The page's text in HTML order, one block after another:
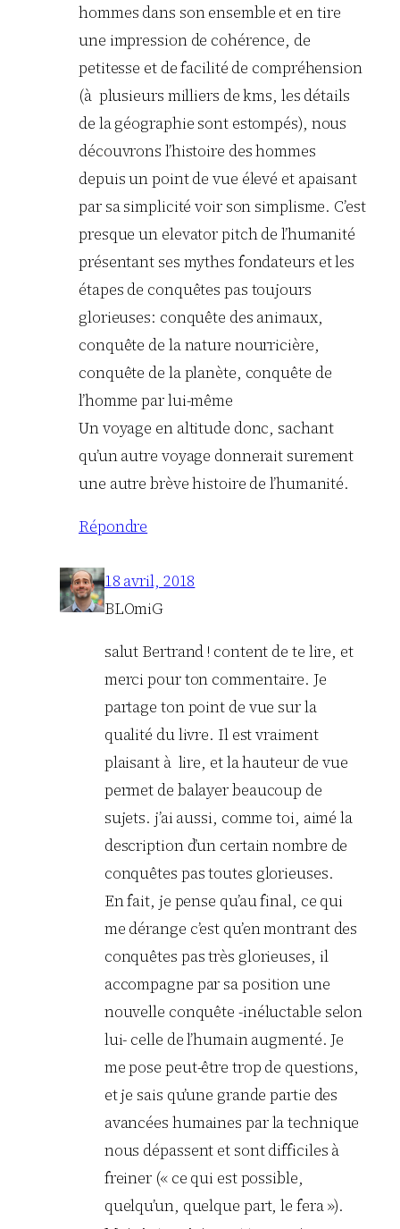
hommes dans son ensemble et en tire
une impression de cohérence, de
petitesse et de facilité de compréhension
(à plusieurs milliers de kms, les détails
de la géographie sont estompés), nous
découvrons l’histoire des hommes
depuis un point de vue élevé et apaisant
par sa simplicité voir son simplisme. C’est
presque un elevator pitch de l’humanité
présentant ses mythes fondateurs et les
étapes de conquêtes pas toujours
glorieuses: conquête des animaux,
conquête de la nature nourricière,
conquête de la planète, conquête de
l’homme par lui-même
Un voyage en altitude donc, sachant
qu’un autre voyage donnerait surement
une autre brève histoire de l’humanité.
Répondre
18 avril, 2018
BLOmiG
salut Bertrand ! content de te lire, et
merci pour ton commentaire. Je
partage ton point de vue sur la
qualité du livre. Il est vraiment
plaisant à lire, et la hauteur de vue
permet de balayer beaucoup de
sujets. j’ai aussi, comme toi, aimé la
description d’un certain nombre de
conquêtes pas toutes glorieuses.
En fait, je pense qu’au final, ce qui
me dérange c’est qu’en montrant des
conquêtes pas très glorieuses, il
accompagne par sa position une
nouvelle conquête -inéluctable selon
lui- celle de l’humain augmenté. Je
me pose peut-être trop de questions,
et je sais qu’une grande partie des
avancées humaines par la technique
nous dépassent et sont difficiles à
freiner (« ce qui est possible,
quelqu’un, quelque part, le fera »).